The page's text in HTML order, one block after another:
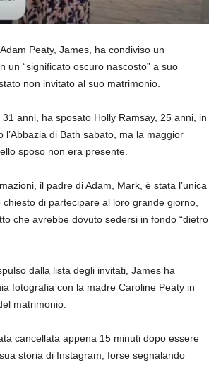
Peaty, James, ha condiviso un
un “significato oscuro nascosto” a suo
non invitato al suo matrimonio.
anni, ha sposato Holly Ramsay, 25 anni, in
l’Abbazia di Bath sabato, ma la maggior
sposo non era presente.
il padre di Adam, Mark, è stata l’unica
di partecipare al loro grande giorno,
che avrebbe dovuto sedersi in fondo “dietro
dalla lista degli invitati, James ha
fotografia con la madre Caroline Peaty in
matrimonio.
cancellata appena 15 minuti dopo essere
storia di Instagram, forse segnalando